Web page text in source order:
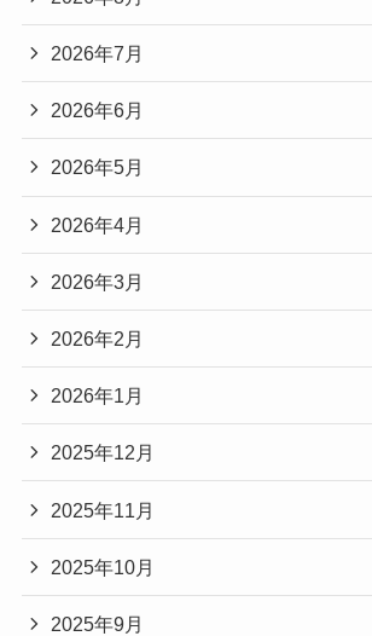
2026年7月
2026年6月
2026年5月
2026年4月
2026年3月
2026年2月
2026年1月
2025年12月
2025年11月
2025年10月
2025年9月